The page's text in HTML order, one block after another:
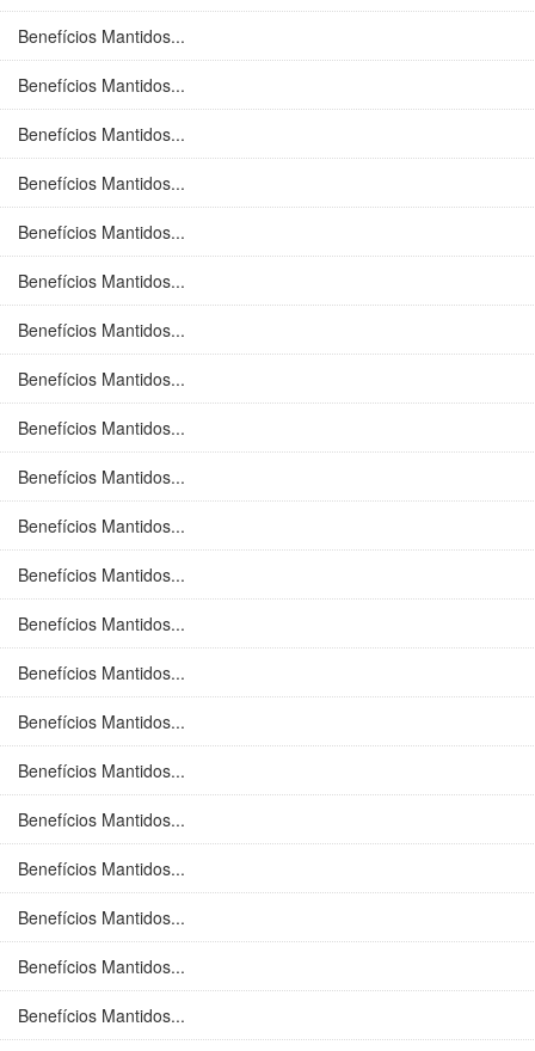
Benefícios Mantidos...
Benefícios Mantidos...
Benefícios Mantidos...
Benefícios Mantidos...
Benefícios Mantidos...
Benefícios Mantidos...
Benefícios Mantidos...
Benefícios Mantidos...
Benefícios Mantidos...
Benefícios Mantidos...
Benefícios Mantidos...
Benefícios Mantidos...
Benefícios Mantidos...
Benefícios Mantidos...
Benefícios Mantidos...
Benefícios Mantidos...
Benefícios Mantidos...
Benefícios Mantidos...
Benefícios Mantidos...
Benefícios Mantidos...
Benefícios Mantidos...